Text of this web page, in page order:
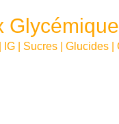
IG | Sucres | Glucides